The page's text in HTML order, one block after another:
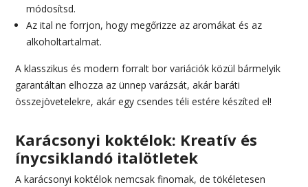
módosítsd.
Az ital ne forrjon, hogy megőrizze az aromákat és az
alkoholtartalmat.
A klasszikus és modern forralt bor variációk közül bármelyik
garantáltan elhozza az ünnep varázsát, akár baráti
összejövetelekre, akár egy csendes téli estére készíted el!
Karácsonyi koktélok: Kreatív és
ínycsiklandó italötletek
A karácsonyi koktélok nemcsak finomak, de tökéletesen